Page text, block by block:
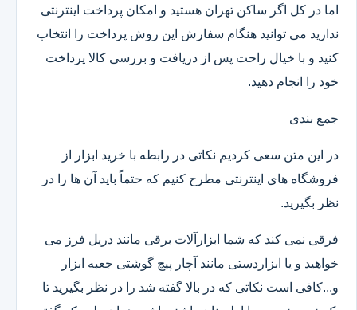
اما در کل اگر ساکن تهران هستید و امکان پرداخت اینترنتی
ندارید می توانید هنگام سفارش این روش پرداخت را انتخاب
کنید و با خیال راحت پس از دریافت و بررسی کالا پرداخت
خود را انجام دهید.
جمع بندی
در این متن سعی کردیم نکاتی در رابطه با خرید ابزار از
فروشگاه های اینترنتی مطرح کنیم که حتماً باید آن ها را در
نظر بگیرید.
فرقی نمی کند که شما ابزارآلات برقی مانند دریل فرز می
خواهید و یا ابزاردستی مانند آچار پیچ گوشتی جعبه ابزار
و...کافی است نکاتی که در بالا گفته شد را در نظر بگیرید تا